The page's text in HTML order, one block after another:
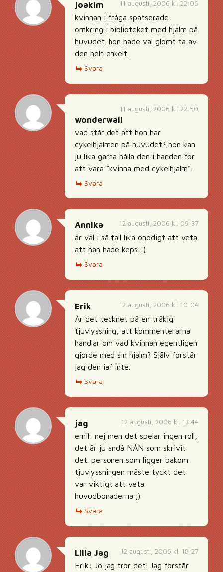
11 augusti, 2006 kl. 22:06
joakim
kvinnan i fråga spatserade
omkring i biblioteket med hjälm på
huvudet. hon hade väl glömt ta av
den helt enkelt.
Svara
11 augusti, 2006 kl. 22:50
wonderwall
vad står det att hon har
cykelhjälmen på huvudet? hon kan
ju lika gärna hålla den i handen för
att vara ”kvinna med cykelhjälm”.
Svara
12 augusti, 2006 kl. 09:37
Annika
är väl i så fall lika onödigt att veta
att han hade keps :)
Svara
12 augusti, 2006 kl. 10:04
Erik
Är det tecknet på en tråkig
tjuvlyssning, att kommenterarna
handlar om vad kvinnan egentligen
gjorde med sin hjälm? Själv förstår
jag den iaf inte.
Svara
12 augusti, 2006 kl. 13:44
jag
emil: nej men det spelar ingen roll,
det är ju ändå NÅN som skrivit
det. personen som ligger bakom
tjuvlyssningen måste tyckt det
var viktigt att veta
huvudbonaderna ;)
Svara
12 augusti, 2006 kl. 18:27
Lilla Jag
Erik: Jo jag tror det. Jag förstår